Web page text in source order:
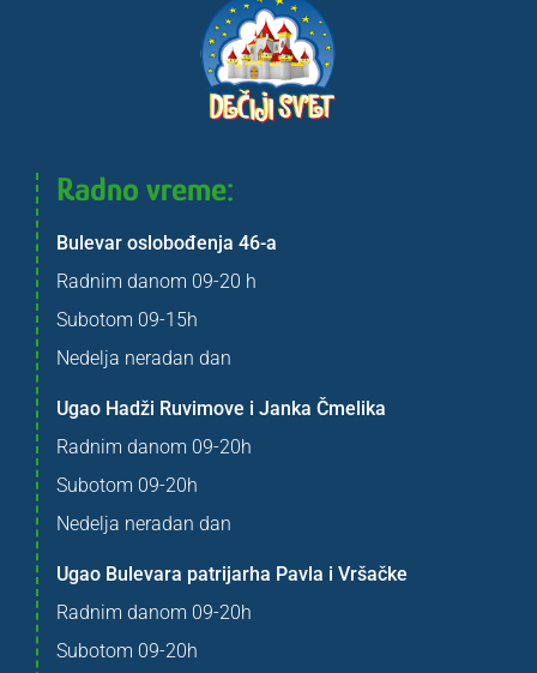
Radno vreme:
Bulevar oslobođenja 46-a
Radnim danom 09-20 h
Subotom 09-15h
Nedelja neradan dan
Ugao Hadži Ruvimove i Janka Čmelika
Radnim danom 09-20h
Subotom 09-20h
Nedelja neradan dan
Ugao Bulevara patrijarha Pavla i Vršačke
Radnim danom 09-20h
Subotom 09-20h